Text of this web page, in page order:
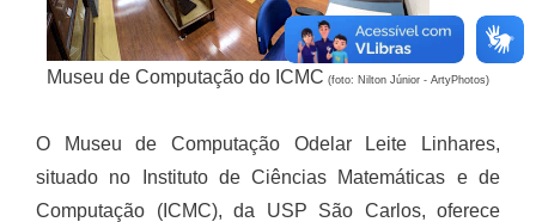
Museu de Computação do ICMC (foto: Nilton Júnior - ArtyPhotos)
O Museu de Computação Odelar Leite Linhares,
situado no Instituto de Ciências Matemáticas e de
Computação (ICMC), da USP São Carlos, oferece